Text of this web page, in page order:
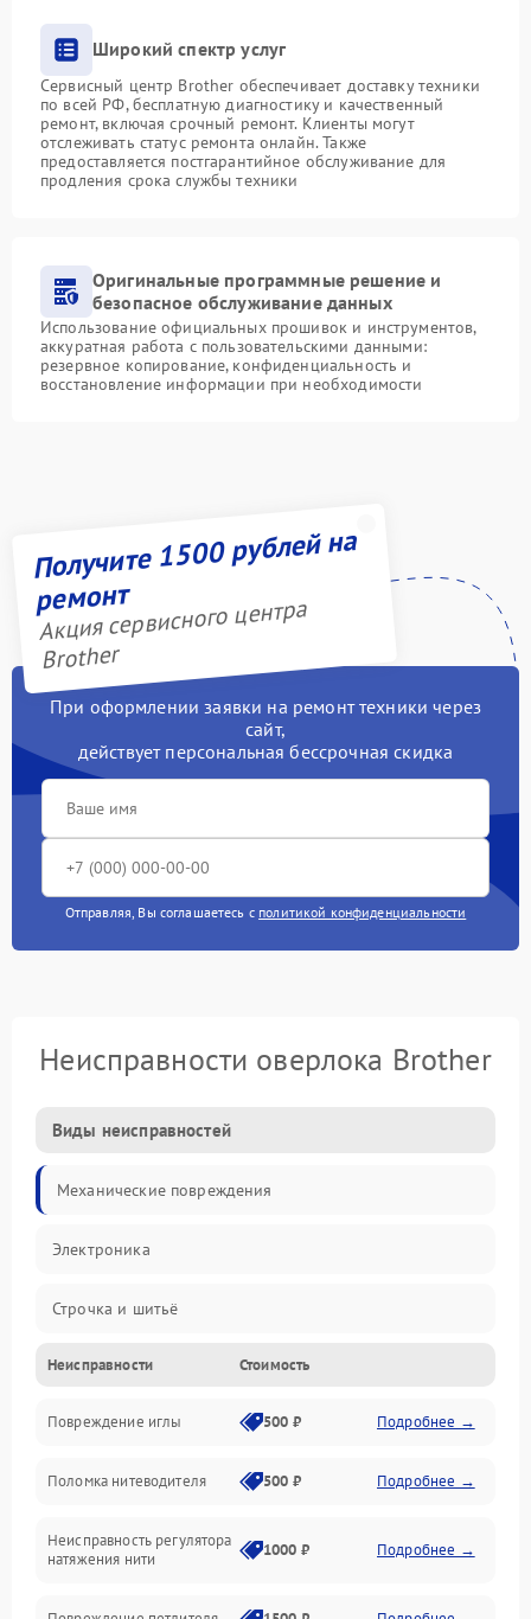
Широкий спектр услуг
Сервисный центр Brother обеспечивает доставку техники
по всей РФ, бесплатную диагностику и качественный
ремонт, включая срочный ремонт. Клиенты могут
отслеживать статус ремонта онлайн. Также
предоставляется постгарантийное обслуживание для
продления срока службы техники
Оригинальные программные решение и
безопасное обслуживание данных
Использование официальных прошивок и инструментов,
аккуратная работа с пользовательскими данными:
резервное копирование, конфиденциальность и
восстановление информации при необходимости
Получите 1500 рублей на
ремонт
Акция сервисного центра
Brother
При оформлении заявки на ремонт техники через
сайт,
действует персональная бессрочная скидка
Отправляя, Вы соглашаетесь с политикой конфиденциальности
Неисправности оверлока Brother
Виды неисправностей
Механические повреждения
Электроника
Строчка и шитьё
Прочие неисправности
Подача ткани
Игловодитель и механизмы
Ножи и обрезка
Шпульки, нити и заправка
Неисправности Стоимость
Повреждение иглы 500 ₽ Подробнее →
Поломка нитеводителя 500 ₽ Подробнее →
Неисправность регулятора
натяжения нити
1000 ₽ Подробнее →